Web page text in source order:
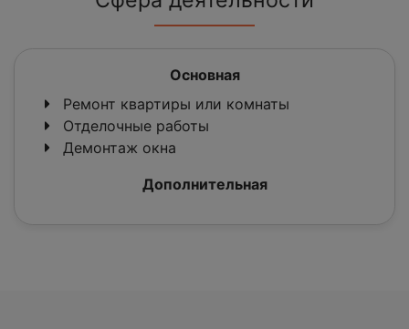
Основная
Ремонт квартиры или комнаты
Отделочные работы
Демонтаж окна
Дополнительная